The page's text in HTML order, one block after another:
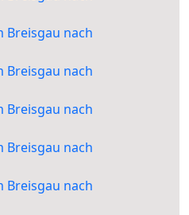
Breisgau nach
Breisgau nach
Breisgau nach
Breisgau nach
Breisgau nach